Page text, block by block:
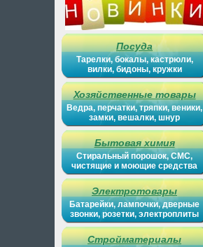
Посуда
Тарелки, бокалы, кастрюли,
вилки, бидоны, кружки
Хозяйственные товары
Ведра, перчатки, тряпки, веники,
замки, вешалки, шнур
Бытовая химия
Стиральный порошок, СМС,
чистящие и моющие средства
Электротовары
Батарейки, лампочки, дверные
звонки, розетки, электроплиты
Стройматериалы